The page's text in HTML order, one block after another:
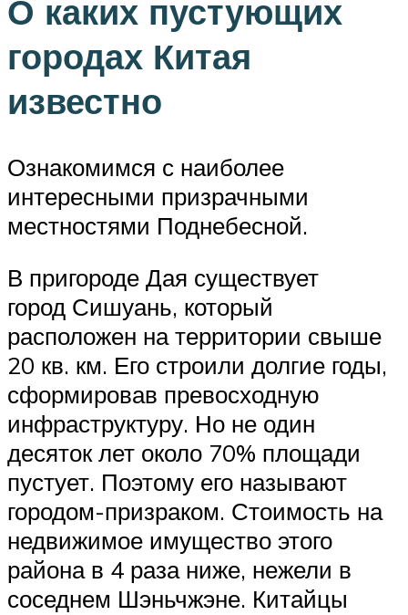
О каких пустующих
городах Китая
известно
Ознакомимся с наиболее
интересными призрачными
местностями Поднебесной.
В пригороде Дая существует
город Сишуань, который
расположен на территории свыше
20 кв. км. Его строили долгие годы,
сформировав превосходную
инфраструктуру. Но не один
десяток лет около 70% площади
пустует. Поэтому его называют
городом-призраком. Стоимость на
недвижимое имущество этого
района в 4 раза ниже, нежели в
соседнем Шэньчжэне. Китайцы